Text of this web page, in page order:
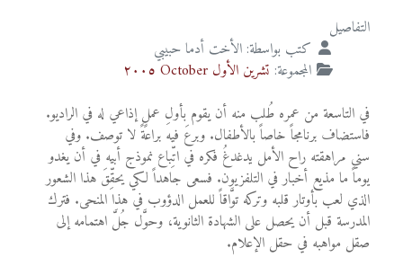
التفاصيل
كتب بواسطة: الأخت أدما حبيبي
المجموعة: تشرين الأول October ٢٠٠٥
في التاسعة من عمره طُلب منه أن يقوم بأولِ عملٍ إذاعي له في الراديو.
فاستضاف برنامجاً خاصاً بالأطفال. وبرعَ فيه براعةً لا توصف. وفي
سني مراهقته راح الأمل يدغدغُ فكره في اتِّباع نموذج أبيه في أن يغدو
يوماً ما مذيع أخبار في التلفزيون. فسعى جاهداً لكي يحقِّقَ هذا الشعور
الذي لعب بأوتار قلبه وتركه توَّاقاً للعمل الدؤوب في هذا المنحى. فترك
المدرسة قبل أن يحصل على الشهادة الثانوية، وحوَّل جُلَّ اهتمامه إلى
صقل مواهبه في حقل الإعلام.